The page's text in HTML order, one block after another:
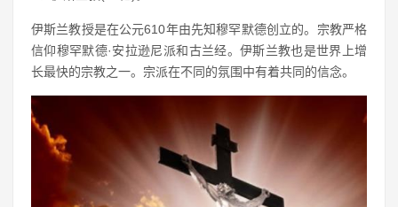
伊斯兰教授是在公元610年由先知穆罕默德创立的。宗教严格
信仰穆罕默德·安拉逊尼派和古兰经。伊斯兰教也是世界上增
长最快的宗教之一。宗派在不同的氛围中有着共同的信念。